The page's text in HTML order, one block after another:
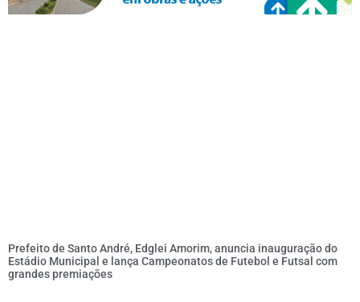
Prefeito de Santo André, Edglei Amorim, anuncia inauguração do
Estádio Municipal e lança Campeonatos de Futebol e Futsal com
grandes premiações